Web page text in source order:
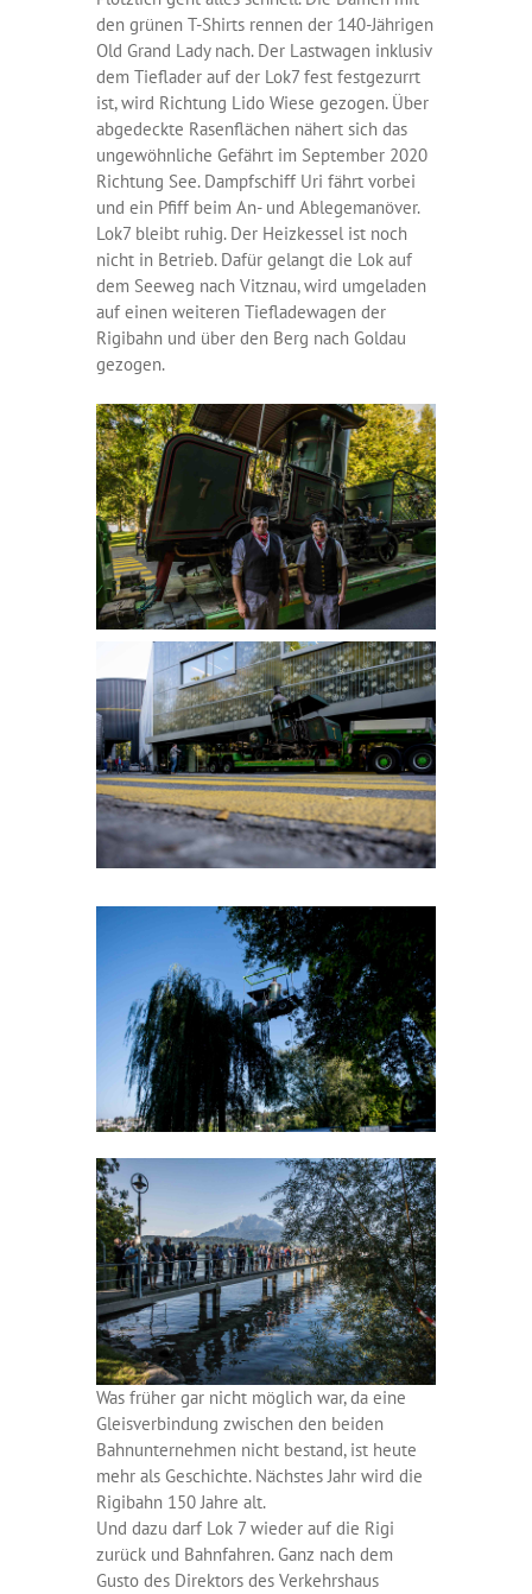
den grünen T-Shirts rennen der 140-Jährigen
Old Grand Lady nach. Der Lastwagen inklusiv
dem Tieflader auf der Lok7 fest festgezurrt
ist, wird Richtung Lido Wiese gezogen. Über
abgedeckte Rasenflächen nähert sich das
ungewöhnliche Gefährt im September 2020
Richtung See. Dampfschiff Uri fährt vorbei
und ein Pfiff beim An- und Ablegemanöver.
Lok7 bleibt ruhig. Der Heizkessel ist noch
nicht in Betrieb. Dafür gelangt die Lok auf
dem Seeweg nach Vitznau, wird umgeladen
auf einen weiteren Tiefladewagen der
Rigibahn und über den Berg nach Goldau
gezogen.
Was früher gar nicht möglich war, da eine
Gleisverbindung zwischen den beiden
Bahnunternehmen nicht bestand, ist heute
mehr als Geschichte. Nächstes Jahr wird die
Rigibahn 150 Jahre alt.
Und dazu darf Lok 7 wieder auf die Rigi
zurück und Bahnfahren. Ganz nach dem
Gusto des Direktors des Verkehrshaus